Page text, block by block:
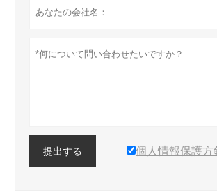
提出する 個人情報保護方